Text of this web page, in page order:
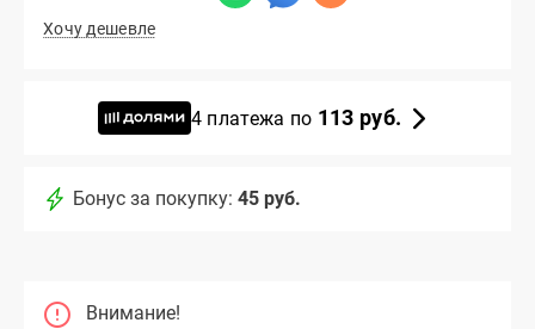
Хочу дешевле
4 платежа по 113 руб.
Бонус за покупку: 45 руб.
Внимание!